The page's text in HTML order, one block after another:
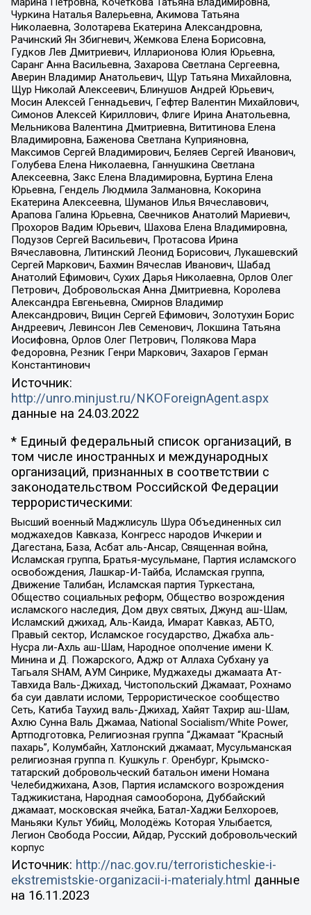
Чуркина Наталья Валерьевна, Акимова Татьяна
Николаевна, Золотарева Екатерина Александровна,
Рачинский Ян Збигневич, Жемкова Елена Борисовна,
Гудков Лев Дмитриевич, Илларионова Юлия Юрьевна,
Саранг Анна Васильевна, Захарова Светлана Сергеевна,
Аверин Владимир Анатольевич, Щур Татьяна Михайловна,
Щур Николай Алексеевич, Блинушов Андрей Юрьевич,
Мосин Алексей Геннадьевич, Гефтер Валентин Михайлович,
Симонов Алексей Кириллович, Флиге Ирина Анатольевна,
Мельникова Валентина Дмитриевна, Вититинова Елена
Владимировна, Баженова Светлана Куприяновна,
Максимов Сергей Владимирович, Беляев Сергей Иванович,
Голубева Елена Николаевна, Ганнушкина Светлана
Алексеевна, Закс Елена Владимировна, Буртина Елена
Юрьевна, Гендель Людмила Залмановна, Кокорина
Екатерина Алексеевна, Шуманов Илья Вячеславович,
Арапова Галина Юрьевна, Свечников Анатолий Мариевич,
Прохоров Вадим Юрьевич, Шахова Елена Владимировна,
Подузов Сергей Васильевич, Протасова Ирина
Вячеславовна, Литинский Леонид Борисович, Лукашевский
Сергей Маркович, Бахмин Вячеслав Иванович, Шабад
Анатолий Ефимович, Сухих Дарья Николаевна, Орлов Олег
Петрович, Добровольская Анна Дмитриевна, Королева
Александра Евгеньевна, Смирнов Владимир
Александрович, Вицин Сергей Ефимович, Золотухин Борис
Андреевич, Левинсон Лев Семенович, Локшина Татьяна
Иосифовна, Орлов Олег Петрович, Полякова Мара
Федоровна, Резник Генри Маркович, Захаров Герман
Константинович
Источник:
http://unro.minjust.ru/NKOForeignAgent.aspx
данные на 24.03.2022
* Единый федеральный список организаций, в
том числе иностранных и международных
организаций, признанных в соответствии с
законодательством Российской Федерации
террористическими:
Высший военный Маджлисуль Шура Объединенных сил
моджахедов Кавказа, Конгресс народов Ичкерии и
Дагестана, База, Асбат аль-Ансар, Священная война,
Исламская группа, Братья-мусульмане, Партия исламского
освобождения, Лашкар-И-Тайба, Исламская группа,
Движение Талибан, Исламская партия Туркестана,
Общество социальных реформ, Общество возрождения
исламского наследия, Дом двух святых, Джунд аш-Шам,
Исламский джихад, Аль-Каида, Имарат Кавказ, АБТО,
Правый сектор, Исламское государство, Джабха аль-
Нусра ли-Ахль аш-Шам, Народное ополчение имени К.
Минина и Д. Пожарского, Аджр от Аллаха Субхану уа
Тагьаля SHAM, АУМ Синрике, Муджахеды джамаата Ат-
Тавхида Валь-Джихад, Чистопольский Джамаат, Рохнамо
ба суи давлати исломи, Террористическое сообщество
Сеть, Катиба Таухид валь-Джихад, Хайят Тахрир аш-Шам,
Ахлю Сунна Валь Джамаа, National Socialism/White Power,
Артподготовка, Религиозная группа “Джамаат “Красный
пахарь”, Колумбайн, Хатлонский джамаат, Мусульманская
религиозная группа п. Кушкуль г. Оренбург, Крымско-
татарский добровольческий батальон имени Номана
Челебиджихана, Азов, Партия исламского возрождения
Таджикистана, Народная самооборона, Дуббайский
джамаат, московская ячейка, Батал-Хаджи Белхороев,
Маньяки Культ Убийц, Молодёжь Которая Улыбается,
Легион Свобода России, Айдар, Русский добровольческий
корпус
Источник: http://nac.gov.ru/terroristicheskie-i-
ekstremistskie-organizacii-i-materialy.html данные
на 16.11.2023